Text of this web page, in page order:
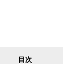
目次